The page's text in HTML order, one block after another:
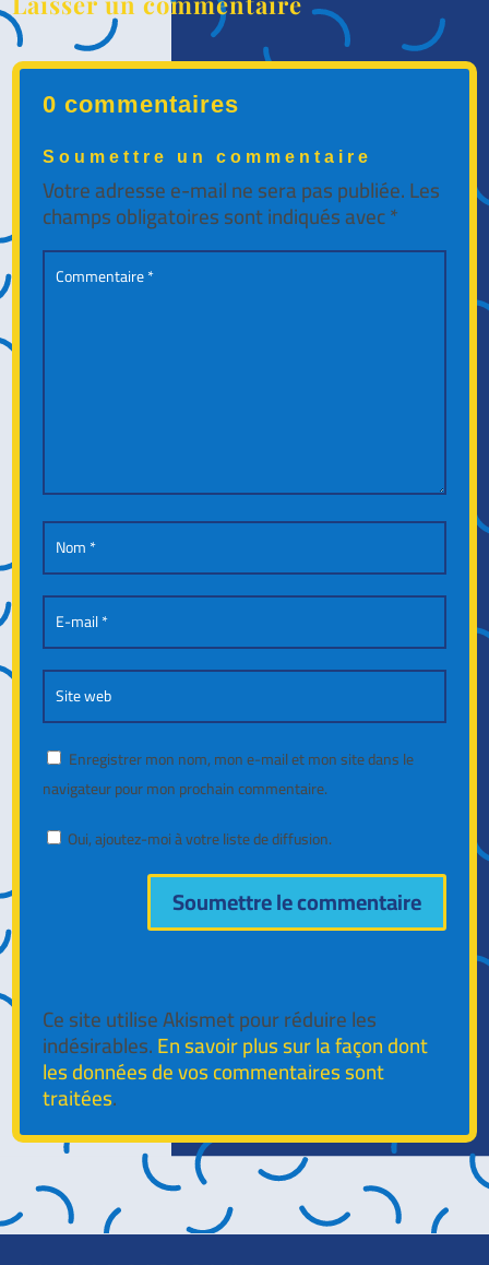
0 commentaires
Soumettre un commentaire
Votre adresse e-mail ne sera pas publiée.Les
champs obligatoires sont indiqués avec*
Enregistrer mon nom, mon e-mail et mon site dans le
navigateur pour mon prochain commentaire.
Oui, ajoutez-moi à votre liste de diffusion.
Soumettre le commentaire
Ce site utilise Akismet pour réduire les
indésirables.En savoir plus sur la façon dont
les données de vos commentaires sont
traitées.